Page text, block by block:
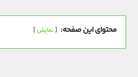
محتوای این صفحه: نمایش